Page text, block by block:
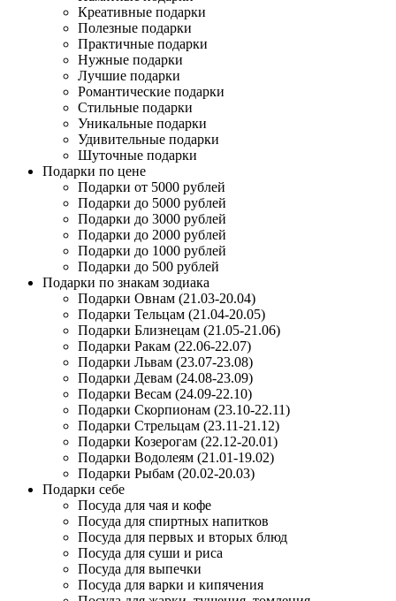
Креативные подарки
Полезные подарки
Практичные подарки
Нужные подарки
Лучшие подарки
Романтические подарки
Стильные подарки
Уникальные подарки
Удивительные подарки
Шуточные подарки
Подарки по цене
Подарки от 5000 рублей
Подарки до 5000 рублей
Подарки до 3000 рублей
Подарки до 2000 рублей
Подарки до 1000 рублей
Подарки до 500 рублей
Подарки по знакам зодиака
Подарки Овнам (21.03-20.04)
Подарки Тельцам (21.04-20.05)
Подарки Близнецам (21.05-21.06)
Подарки Ракам (22.06-22.07)
Подарки Львам (23.07-23.08)
Подарки Девам (24.08-23.09)
Подарки Весам (24.09-22.10)
Подарки Скорпионам (23.10-22.11)
Подарки Стрельцам (23.11-21.12)
Подарки Козерогам (22.12-20.01)
Подарки Водолеям (21.01-19.02)
Подарки Рыбам (20.02-20.03)
Подарки себе
Посуда для чая и кофе
Посуда для спиртных напитков
Посуда для первых и вторых блюд
Посуда для суши и риса
Посуда для выпечки
Посуда для варки и кипячения